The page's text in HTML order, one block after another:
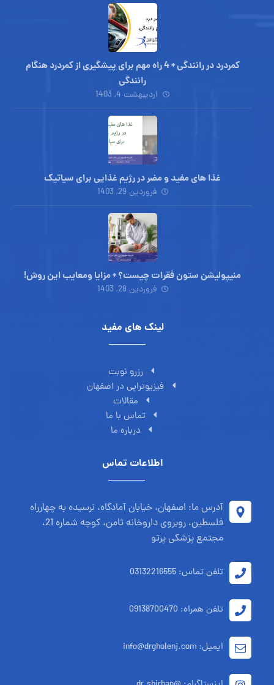
کمردرد در رانندگی + 4 راه مهم برای پیشگیری از کمردرد هنگام
رانندگی
اردیبهشت 4, 1403
غذا های مفید و مضر در رژیم غذایی برای سیاتیک
فروردین 29, 1403
منیپولیشن ستون فقرات چیست؟ + مزایا ومعایب این روش!
فروردین 28, 1403
لینک های مفید
رزرو نوبت
فیزیوتراپی در اصفهان
مقالات
تماس با ما
درباره ما
اطلاعات تماس
آدرس ما: اصفهان، خیابان آمادگاه، نرسیده به چهارراه
فلسطین، روبروی داروخانه ثامن، کوچه شماره 21،
مجتمع پزشکی پرتو
تلفن تماس: 03132216555
تلفن همراه: 09138700470
ایمیل: info@drgholenj.com